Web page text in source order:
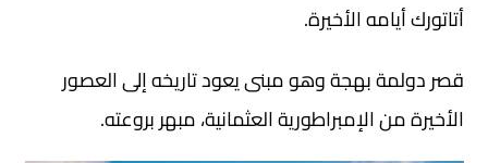
أتاتورك أيامه الأخيرة.
قصر دولمة بهجة وهو مبنى يعود تاريخه إلى العصور
الأخيرة من الإمبراطورية العثمانية، مبهر بروعته.